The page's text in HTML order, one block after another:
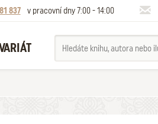
837 v pracovní dny 7:00 - 14:00